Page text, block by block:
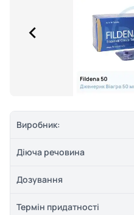
Виробник:
Діюча речовина
Дозування
Термін придатності